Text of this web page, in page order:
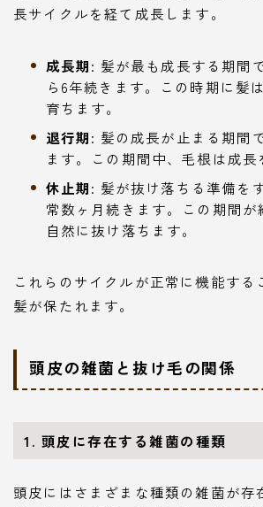
長サイクルを経て成長します。
成長期: 髪が最も成長する期間
ら6年続きます。この時期に髪
育ちます。
退行期: 髪の成長が止まる期間
ます。この期間中、毛根は成長
休止期: 髪が抜け落ちる準備を
常数ヶ月続きます。この期間が
自然に抜け落ちます。
これらのサイクルが正常に機能する
髪が保たれます。
頭皮の雑菌と抜け毛の関係
1. 頭皮に存在する雑菌の種類
頭皮にはさまざまな種類の雑菌が存